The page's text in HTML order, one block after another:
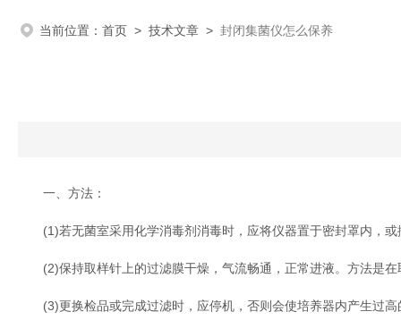
当前位置： 首页 > 技术文章 > 封闭集菌仪怎么保养
一、方法：
(1)若无菌室采用化学消毒剂消毒时，应将仪器置于密封罩内，或
(2)保持取样针上的过滤膜干燥，气流畅通，正常进液。方法是在
(3)更换检品或完成过滤时，应停机，否则会使培养器内产生过高